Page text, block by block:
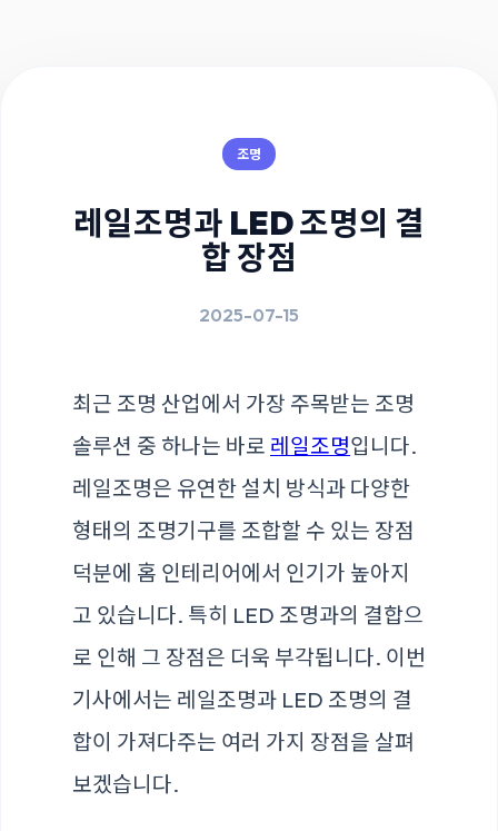
조명
레일조명과 LED 조명의 결
합 장점
2025-07-15
최근 조명 산업에서 가장 주목받는 조명
솔루션 중 하나는 바로 레일조명입니다.
레일조명은 유연한 설치 방식과 다양한
형태의 조명기구를 조합할 수 있는 장점
덕분에 홈 인테리어에서 인기가 높아지
고 있습니다. 특히 LED 조명과의 결합으
로 인해 그 장점은 더욱 부각됩니다. 이번
기사에서는 레일조명과 LED 조명의 결
합이 가져다주는 여러 가지 장점을 살펴
보겠습니다.